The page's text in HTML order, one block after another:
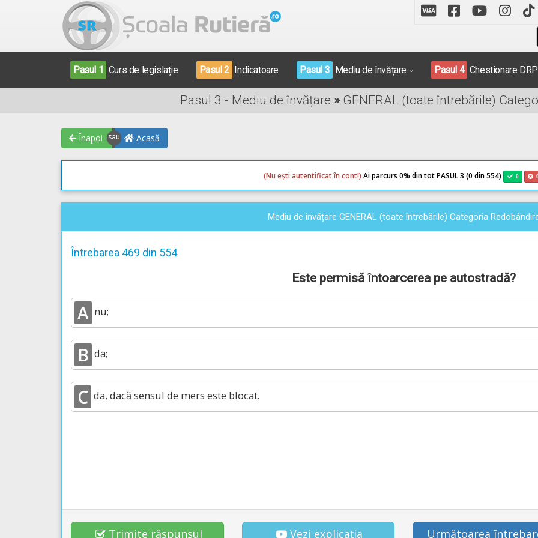
Pasul 1 Curs de legislație Pasul 2 Indicatoare Pasul 3 Mediu de învățare Pasul 4 Chestionare
Pasul 3 - Mediu de învățare » GENERAL (toate întrebările)
Înapoi Acasă
(Nu ești autentificat în cont!) Ai parcurs 0% din tot PASUL 3 (0 din 554) 0
Mediu de învățare GENERAL (toate întrebările) Categoria
Întrebarea 469 din 554
Este permisă întoarcerea pe autostradă?
A nu;
B da;
C da, dacă sensul de mers este blocat.
Trimite răspunsul Vezi explicația Următoarea